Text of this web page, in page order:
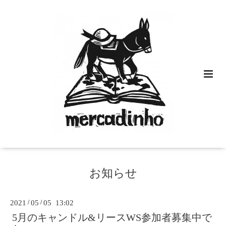
お知らせ
2021 /05 /05 13:02
5月のキャンドル&リースWS参加者募集中で